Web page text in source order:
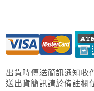
出貨時傳送簡訊通知收
送出貨簡訊請於備註欄